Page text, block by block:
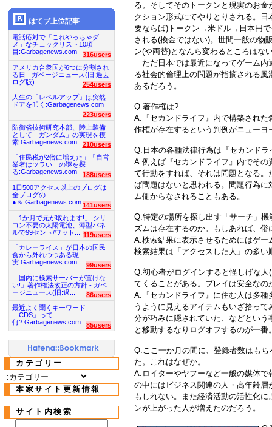
る。そしてそのトークンと現実のお金
クション形式にてやりとりされる。日
要ならば)トークン→米ドル→日本円で
される(換金ではない)。世間一般の物
ン(や両替)となんら変わるところはな
ただ日本では最近になってゲーム内
る社会的倫理上の問題が指摘される
あるだろう。
Q.著作権は?
A.『セカンドライフ』内で構築され
作権が存在するという判例がニュー
Q.日本の各種法律行為は『セカンド
A.例えば『セカンドライフ』内でそ
て行動をすれば、それは問題となる
ば問題はないと思われる。問題行為
ム側からなされることもある。
Q.特定の場所を探し出す「サーチ」
ズムは存在するのか。もしあれば、
A.検索結果に表示させるためにはゲ
検索結果は「アクセスした人」の多い
Q.初心者がログインすると怪しげな
てくることがある。プレイは安全なの
A.『セカンドライフ』に住む人は多
うように見えるアイテムもいざ拾っ
分が巧みに隠されていた、などとい
と移動するなりログオフするのが一番
Q.ここ一か月の間に、登録者数はも
た。これはなぜか。
A.ロイターやヤフーなど一般の媒体
の中にはビジネス関連の人・高年齢
もしれない。また経済活動の活性化
ンが上がった人が増えたのだろう。
はてブ上位記事
電話応対で「これやっちゃダ
メ」なチェックリスト10項
目:Garbagenews.com
316users
アメリカ合衆国が6つに分割され
る日 - ガベージニュース(旧:過去
ログ版)
254users
人生の「レベルアップ」は突然
ドアを叩く:Garbagenews.com
223users
防衛省技術研究本部、陸上装備
として「ガンダム」の実現を模
索:Garbagenews.com
210users
「住民税が2倍に増えた」「自営
業者はツラい」の謎を探
る:Garbagenews.com
188users
1日500アクセス以上のブログは
全ブログの
●％:Garbagenews.com 141users
「1か月で元が取れます!」 シリ
コン不要の太陽電池、薄型パネ
ルで99セント/ワット...
119users
「カレーライス」が日本の国民
食から外れつつある現
実:Garbagenews.com
99users
「国内に検索サーバーが置けな
い!」著作権法改正の方針 - ガベ
ージニュース(旧:過...
86users
最近よく聞くキーワード
「CDS」って
何?:Garbagenews.com
85users
カテゴリー
本家サイト更新情報
サイト内検索